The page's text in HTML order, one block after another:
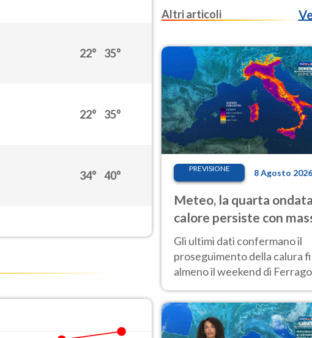
22° 35°
22° 35°
34° 40°
Altri articoli
PREVISIONE 8 Agosto 2026
Meteo, la quarta
calore persiste con
sempre molto elevate
Gli ultimi dati confermano il
proseguimento della calura
almeno il weekend di
intensificazione prossima
settimana